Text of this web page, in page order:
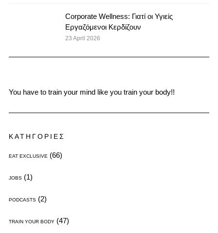
Corporate Wellness: Γιατί οι Υγιείς
Εργαζόμενοι Κερδίζουν
23 April 2026
You have to train your mind like you train your body!!
ΚΑΤΗΓΟΡΙΕΣ
EAT EXCLUSIVE (66)
JOBS(1)
PODCASTS(2)
TRAIN YOUR BODY(47)